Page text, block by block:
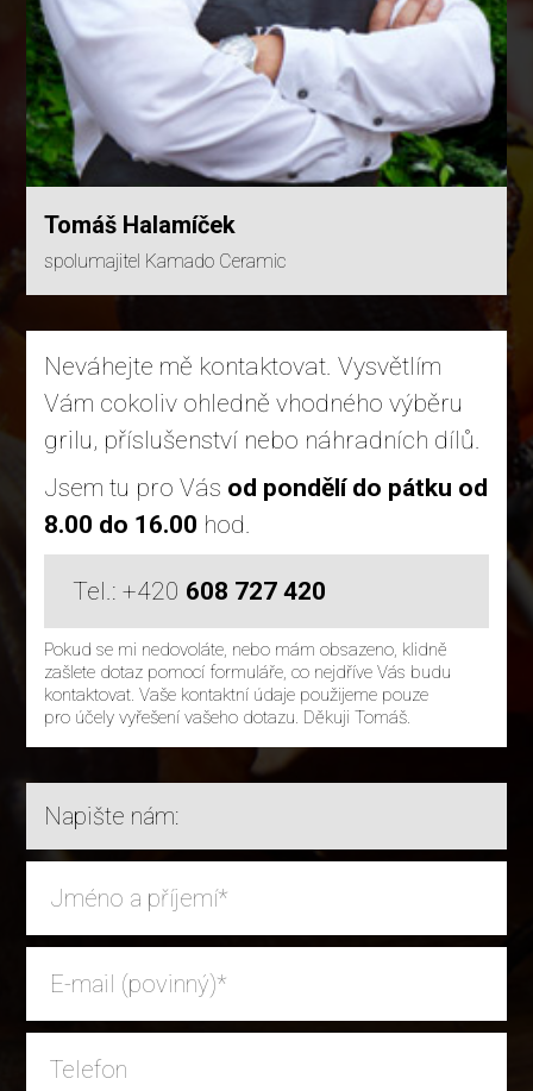
Tomáš Halamíček
spolumajitel Kamado Ceramic
Neváhejte mě kontaktovat. Vysvětlím
Vám cokoliv ohledně vhodného výběru
grilu, příslušenství nebo náhradních dílů.
Jsem tu pro Vás od pondělí do pátku od
8.00 do 16.00 hod.
Tel.: +420 608 727 420
Pokud se mi nedovoláte, nebo mám obsazeno, klidně
zašlete dotaz pomocí formuláře, co nejdříve Vás budu
kontaktovat. Vaše kontaktní údaje použijeme pouze
pro účely vyřešení vašeho dotazu. Děkuji Tomáš.
Napište nám: